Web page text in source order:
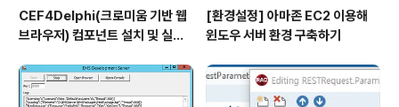
CEF4Delphi(크로미움 기반 웹
브라우저) 컴포넌트 설치 및 실행
[환경설정] 아마존 EC2 이용해
윈도우 서버 환경 구축하기